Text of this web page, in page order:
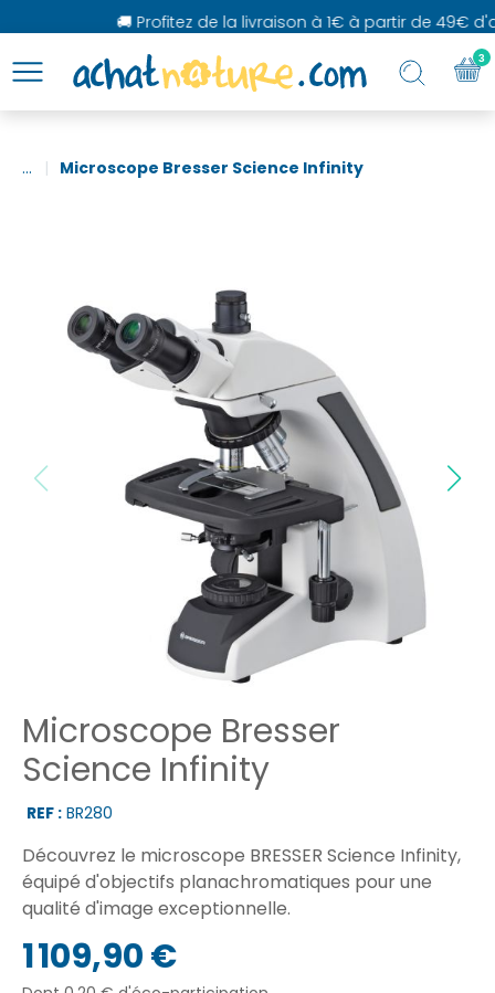
🚚 Profitez de la livraison à 1€ à partir de 49€
... Microscope Bresser Science Infinity
Microscope Bresser
Science Infinity
REF : BR280
Découvrez le microscope BRESSER Science Infinity,
équipé d'objectifs planachromatiques pour une
qualité d'image exceptionnelle.
1 109,90 €
3